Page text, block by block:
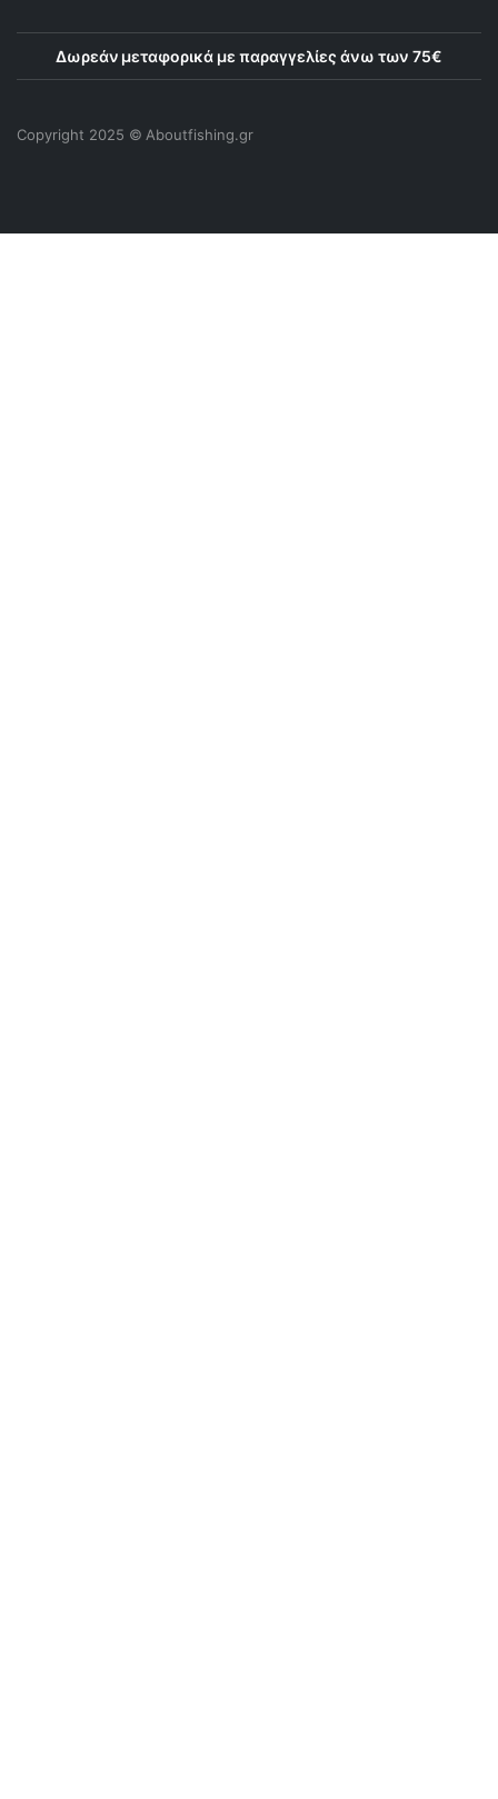
Δωρεάν μεταφορικά με παραγγελίες άνω των 75€
Copyright 2025 © Αboutfishing.gr